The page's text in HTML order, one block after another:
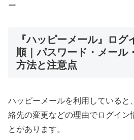
ー
『ハッピーメール』ログ
順｜パスワード・メール
方法と注意点
ハッピーメールを利用していると
絡先の変更などの理由でログイン
とがあります。